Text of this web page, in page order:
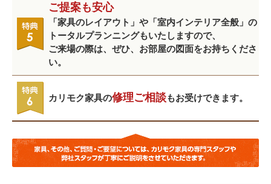
ご提案も安心
「家具のレイアウト」や「室内インテリア全般」の
トータルプランニングもいたしますので、
ご来場の際は、ぜひ、お部屋の図面をお持ちくださ
い。
カリモク家具の修理ご相談もお受けできます。